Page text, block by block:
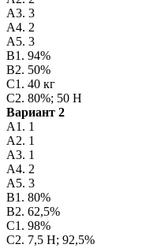
А3. 3
А4. 2
А5. 3
В1. 94%
В2. 50%
С1. 40 кг
С2. 80%; 50 Н
Вариант 2
А1. 1
А2. 1
А3. 1
А4. 2
А5. 3
В1. 80%
В2. 62,5%
С1. 98%
С2. 7,5 Н; 92,5%